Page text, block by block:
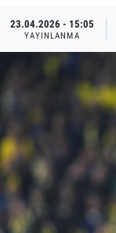
23.04.2026 - 15:05
YAYINLANMA